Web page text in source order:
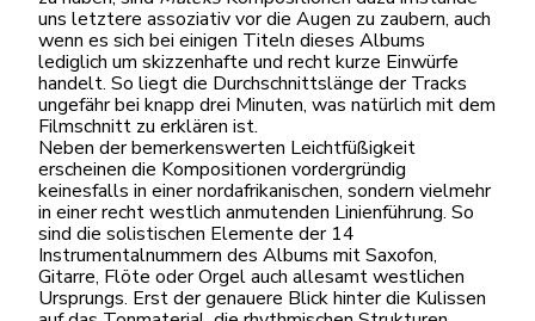
uns letztere assoziativ vor die Augen zu zaubern, auch
wenn es sich bei einigen Titeln dieses Albums
lediglich um skizzenhafte und recht kurze Einwürfe
handelt. So liegt die Durchschnittslänge der Tracks
ungefähr bei knapp drei Minuten, was natürlich mit dem
Filmschnitt zu erklären ist.
Neben der bemerkenswerten Leichtfüßigkeit
erscheinen die Kompositionen vordergründig
keinesfalls in einer nordafrikanischen, sondern vielmehr
in einer recht westlich anmutenden Linienführung. So
sind die solistischen Elemente der 14
Instrumentalnummern des Albums mit Saxofon,
Gitarre, Flöte oder Orgel auch allesamt westlichen
Ursprungs. Erst der genauere Blick hinter die Kulissen